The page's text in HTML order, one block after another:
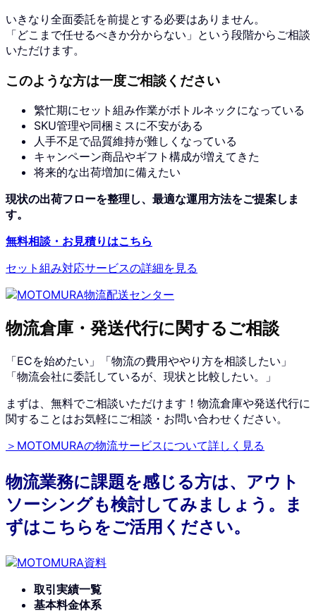
いきなり全面委託を前提とする必要はありません。
「どこまで任せるべきか分からない」という段階からご相談
いただけます。
このような方は一度ご相談ください
繁忙期にセット組み作業がボトルネックになっている
SKU管理や同梱ミスに不安がある
人手不足で品質維持が難しくなっている
キャンペーン商品やギフト構成が増えてきた
将来的な出荷増加に備えたい
現状の出荷フローを整理し、最適な運用方法をご提案しま
す。
無料相談・お見積りはこちら
セット組み対応サービスの詳細を見る
物流倉庫・発送代行に関するご相談
「ECを始めたい」「物流の費用ややり方を相談したい」
「物流会社に委託しているが、現状と比較したい。」
まずは、無料でご相談いただけます！物流倉庫や発送代行に
関することはお気軽にご相談・お問い合わせください。
＞MOTOMURAの物流サービスについて詳しく見る
物流業務に課題を感じる方は、アウト
ソーシングも検討してみましょう。ま
ずはこちらをご活用ください。
取引実績一覧
基本料金体系